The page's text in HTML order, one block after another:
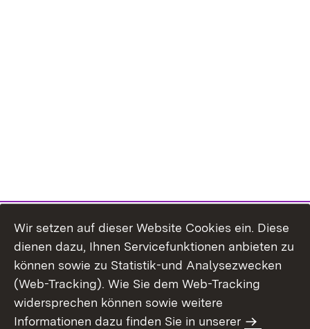
Wir setzen auf dieser Website Cookies ein. Diese
dienen dazu, Ihnen Servicefunktionen anbieten zu
können sowie zu Statistik-und Analysezwecken
(Web-Tracking). Wie Sie dem Web-Tracking
widersprechen können sowie weitere
Informationen dazu finden Sie in unserer